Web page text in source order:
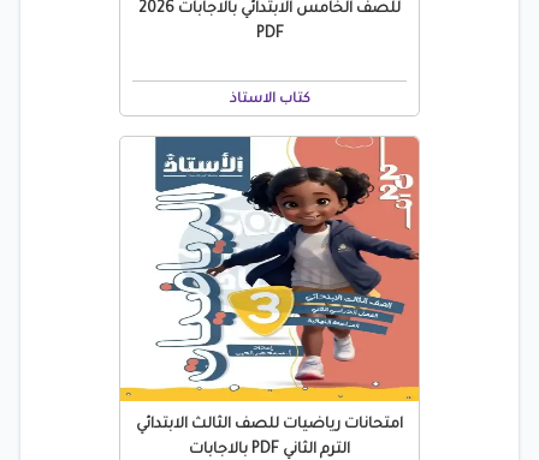
للصف الخامس الابتدائي بالاجابات 2026
PDF
كتاب الاستاذ
امتحانات رياضيات للصف الثالث الابتدائي
الترم الثاني PDF بالاجابات